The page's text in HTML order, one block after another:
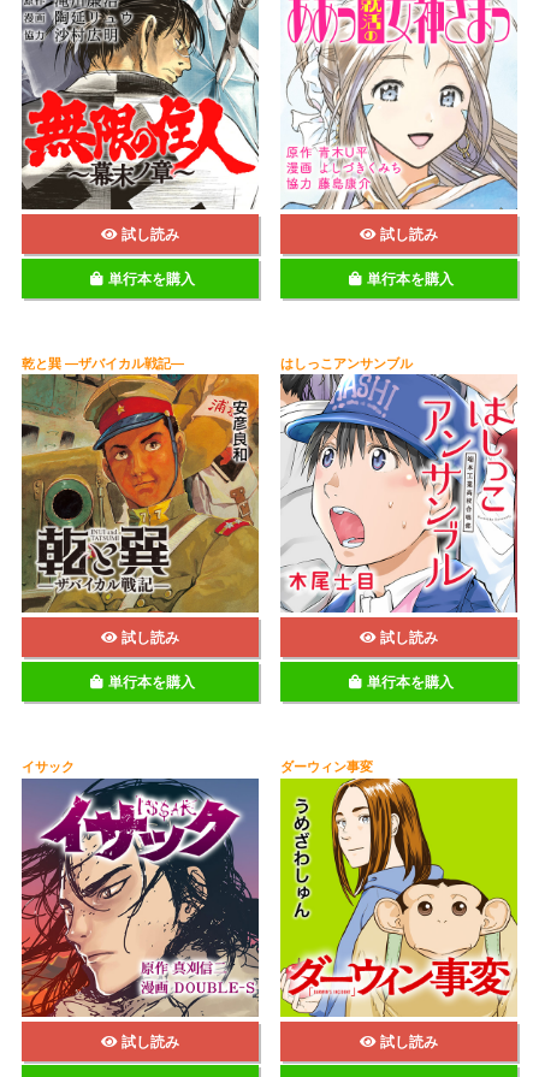
試し読み
単行本を購入
試し読み
単行本を購入
乾と巽 ―ザバイカル戦記―
試し読み
単行本を購入
はしっこアンサンブル
試し読み
単行本を購入
イサック
試し読み
ダーウィン事変
試し読み